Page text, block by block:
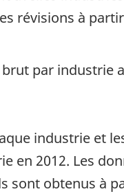
révisions à
par industrie
industrie et
en 2012. Les
sont obtenus à